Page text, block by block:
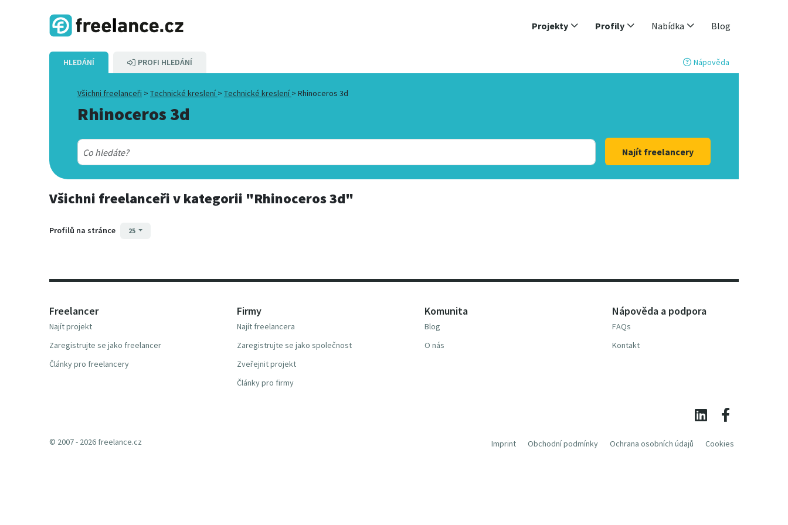
Projekty Profily Nabídka Blog
HLEDÁNÍ PROFI HLEDÁNÍ Nápověda
Všichni freelanceři > Technické kreslení> Technické kreslení> Rhinoceros 3d
Rhinoceros 3d
Najít freelancery
Všichni freelanceřiv kategorii "Rhinoceros 3d"
Profilů na stránce 25
Freelancer
Najít projekt
Zaregistrujte se jako freelancer
Články pro freelancery
Firmy
Najít freelancera
Zaregistrujte se jako společnost
Zveřejnit projekt
Články pro firmy
Komunita
Blog
O nás
Nápověda a podpora
FAQs
Kontakt
Imprint Obchodní podmínky Ochrana osobních údajů Cookies
© 2007 - 2026 freelance.cz